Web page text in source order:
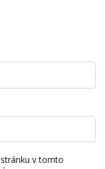
v tomto